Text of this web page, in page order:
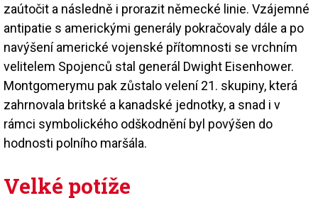
zaútočit a následně i prorazit německé linie. Vzájemné
antipatie s americkými generály pokračovaly dále a po
navýšení americké vojenské přítomnosti se vrchním
velitelem Spojenců stal generál Dwight Eisenhower.
Montgomerymu pak zůstalo velení 21. skupiny, která
zahrnovala britské a kanadské jednotky, a snad i v
rámci symbolického odškodnění byl povýšen do
hodnosti polního maršála.
Velké potíže